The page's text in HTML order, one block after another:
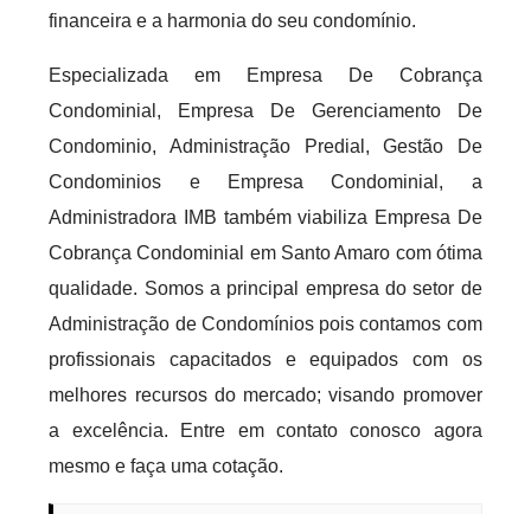
financeira e a harmonia do seu condomínio.
Especializada em Empresa De Cobrança
Condominial, Empresa De Gerenciamento De
Condominio, Administração Predial, Gestão De
Condominios e Empresa Condominial, a
Administradora IMB também viabiliza Empresa De
Cobrança Condominial em Santo Amaro com ótima
qualidade. Somos a principal empresa do setor de
Administração de Condomínios pois contamos com
profissionais capacitados e equipados com os
melhores recursos do mercado; visando promover
a excelência. Entre em contato conosco agora
mesmo e faça uma cotação.